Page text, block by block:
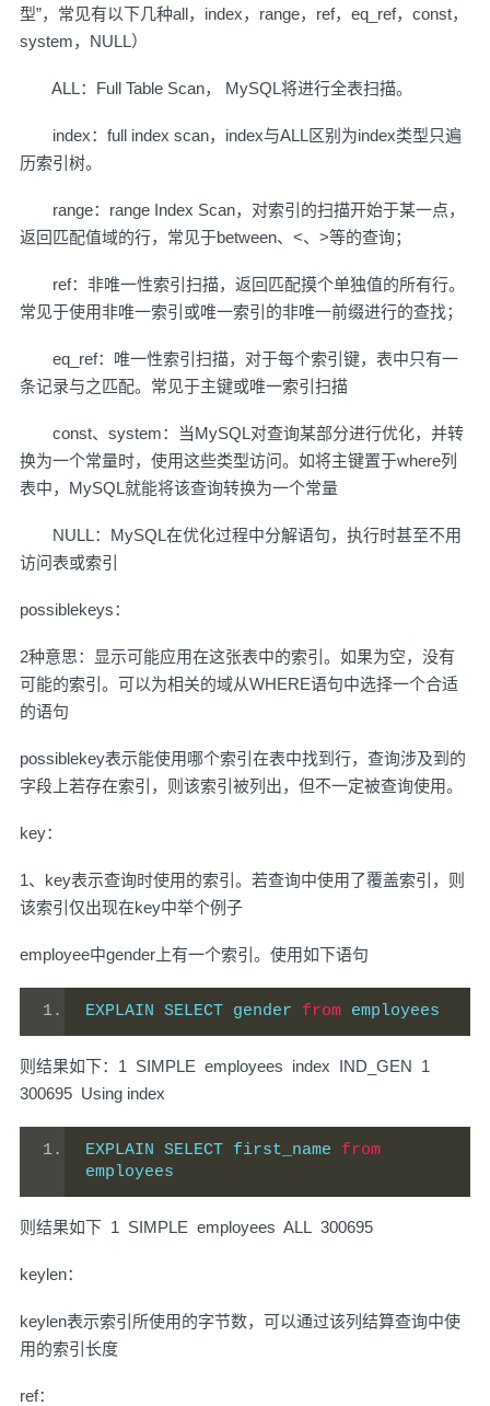
型”，常见有以下几种all，index，range，ref，eq_ref，const，
system，NULL）
ALL：Full Table Scan， MySQL将进行全表扫描。
index：full index scan，index与ALL区别为index类型只遍
历索引树。
range：range Index Scan，对索引的扫描开始于某一点，
返回匹配值域的行，常见于between、<、>等的查询；
ref：非唯一性索引扫描，返回匹配摸个单独值的所有行。
常见于使用非唯一索引或唯一索引的非唯一前缀进行的查找；
eq_ref：唯一性索引扫描，对于每个索引键，表中只有一
条记录与之匹配。常见于主键或唯一索引扫描
const、system：当MySQL对查询某部分进行优化，并转
换为一个常量时，使用这些类型访问。如将主键置于where列
表中，MySQL就能将该查询转换为一个常量
NULL：MySQL在优化过程中分解语句，执行时甚至不用
访问表或索引
possiblekeys：
2种意思：显示可能应用在这张表中的索引。如果为空，没有
可能的索引。可以为相关的域从WHERE语句中选择一个合适
的语句
possiblekey表示能使用哪个索引在表中找到行，查询涉及到的
字段上若存在索引，则该索引被列出，但不一定被查询使用。
key：
1、key表示查询时使用的索引。若查询中使用了覆盖索引，则
该索引仅出现在key中举个例子
employee中gender上有一个索引。使用如下语句
EXPLAIN SELECT gender from employees
则结果如下：1 SIMPLE employees index IND_GEN 1
300695 Using index
EXPLAIN SELECT first_name from
employees
则结果如下 1 SIMPLE employees ALL 300695
keylen：
keylen表示索引所使用的字节数，可以通过该列结算查询中使
用的索引长度
ref：